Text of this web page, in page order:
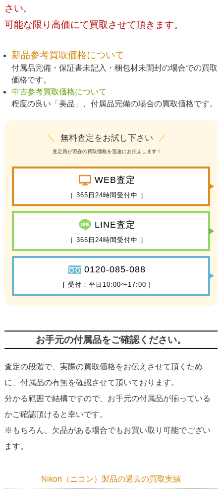
さい。
可能な限り高価にて買取させて頂きます。
新品参考買取価格について
付属品完備・保証書未記入・梱包材未開封の場合での買取
価格です。
中古参考買取価格について
程度の良い「美品」、付属品完備の場合の買取価格です。
＼ 無料査定をお試し下さい ／
査定員が現在の買取価格を迅速にお伝えします！
WEB査定
［ 365日24時間受付中 ］
LINE査定
［ 365日24時間受付中 ］
0120-085-088
[ 受付：平日10:00〜17:00 ]
お手元の付属品をご確認ください。
査定の段階で、実際の買取価格をお伝えさせて頂くため
に、付属品の有無を確認させて頂いております。
分かる範囲で結構ですので、お手元の付属品が揃っている
かご確認頂けると幸いです。
※もちろん、欠品がある場合でもお買い取り可能でござい
ます。
Nikon（ニコン）製品の過去の買取実績